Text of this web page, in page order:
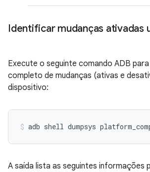
Identificar mudanças ativadas
Execute o seguinte comando ADB
completo de mudanças (ativas e
dispositivo:
A saída lista as seguintes informações